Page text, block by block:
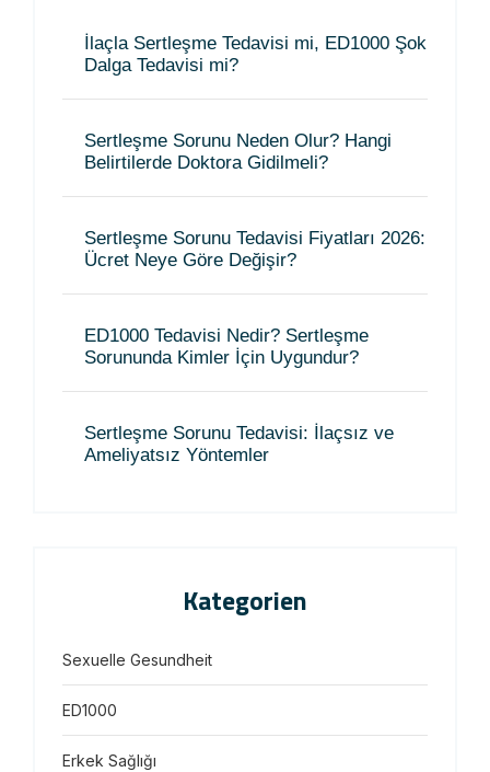
İlaçla Sertleşme Tedavisi mi, ED1000 Şok
Dalga Tedavisi mi?
Sertleşme Sorunu Neden Olur? Hangi
Belirtilerde Doktora Gidilmeli?
Sertleşme Sorunu Tedavisi Fiyatları 2026:
Ücret Neye Göre Değişir?
ED1000 Tedavisi Nedir? Sertleşme
Sorununda Kimler İçin Uygundur?
Sertleşme Sorunu Tedavisi: İlaçsız ve
Ameliyatsız Yöntemler
Kategorien
Sexuelle Gesundheit
ED1000
Erkek Sağlığı